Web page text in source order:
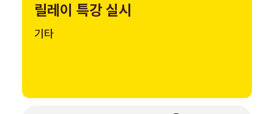
릴레이 특강 실시
기타